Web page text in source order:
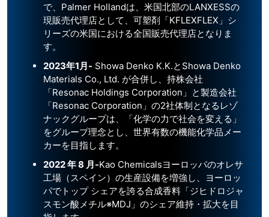
で、Palmer Hollandは、米国北部のLANXESSの
現販売代理店として、可塑剤「KFLEXFLEX」シ
リーズの米国における全国販売代理店となりま
す。
2023年1月- Showa Denko K.K.とShowa Denko
Materials Co., Ltd. が合併し、持株会社
「Resonac Holdings Corporation」と製造会社
「Resonac Corporation」の2社体制となるレゾ
ナックグループは、「化学の力で社会を変える」
をグループ理念とし、世界有数の機能化学品メー
カーを目指します。
2022 年 8 月-Kao Chemicalsヨーロッパのオレサ
工場（スペイン）の生産設備を増強し、ヨーロッ
パでトップ シェアを誇る合成香料「ジヒドロジャ
スモン酸メチル※MDJ」のシェア維持・拡大を目